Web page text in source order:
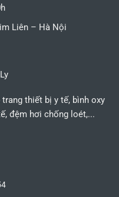
Liên – Hà Nội
thiết bị y tế, bình oxy
đệm hơi chống loét,...